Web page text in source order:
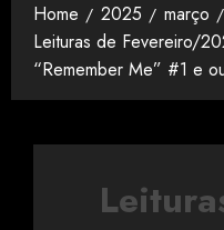
Home 2025
março
Leituras de Fevereiro/
“Remember Me” #1 e